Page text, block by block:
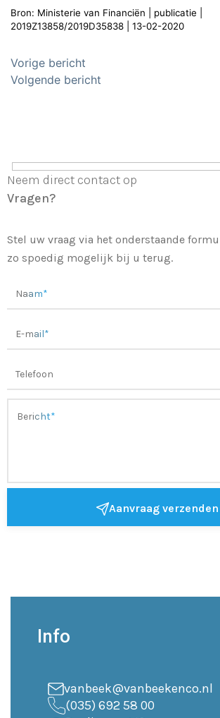
Bron: Ministerie van Financiën | publicatie |
2019Z13858/2019D35838 | 13-02-2020
Bericht
navigatie
Vorige bericht
Volgende bericht
Neem direct contact op
Vragen?
Stel uw vraag via het onderstaande
zo spoedig mogelijk bij u terug.
Aanvraag verzenden
Info
vanbeek@vanbeekenco.nl
(035) 692 58 00